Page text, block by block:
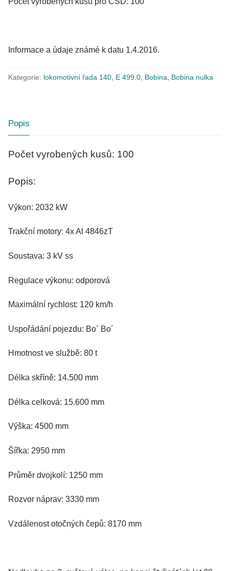
Informace a údaje známé k datu 1.4.2016.
Kategorie: lokomotivní řada 140, E 499.0, Bobina, Bobina nulka
Popis
Počet vyrobených kusů: 100
Popis:
Výkon: 2032 kW
Trakční motory: 4x Al 4846zT
Soustava: 3 kV ss
Regulace výkonu: odporová
Maximální rychlost: 120 km/h
Uspořádání pojezdu: Bo´ Bo´
Hmotnost ve službě: 80 t
Délka skříně: 14.500 mm
Délka celková: 15.600 mm
Výška: 4500 mm
Šířka: 2950 mm
Průměr dvojkolí: 1250 mm
Rozvor náprav: 3330 mm
Vzdálenost otočných čepů: 8170 mm